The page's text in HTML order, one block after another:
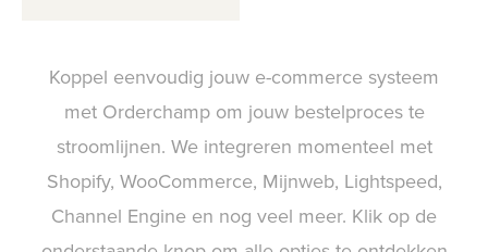
Koppel eenvoudig jouw e-commerce systeem
met Orderchamp om jouw bestelproces te
stroomlijnen. We integreren momenteel met
Shopify, WooCommerce, Mijnweb, Lightspeed,
Channel Engine en nog veel meer. Klik op de